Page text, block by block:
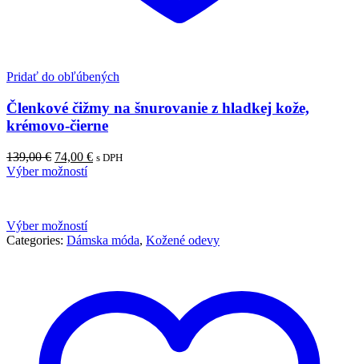
Pridať do obľúbených
Členkové čižmy na šnurovanie z hladkej kože,
krémovo-čierne
139,00€ Pôvodná
cena
74,00 €Aktuálna
s DPH
Výber možností
Výber možností
Categories: Dámska móda, Kožené odevy